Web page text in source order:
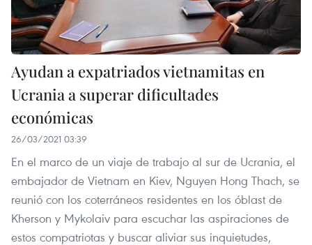
Ayudan a expatriados vietnamitas en
Ucrania a superar dificultades
económicas
26/03/2021 03:39
En el marco de un viaje de trabajo al sur de Ucrania, el
embajador de Vietnam en Kiev, Nguyen Hong Thach, se
reunió con los coterráneos residentes en los óblast de
Kherson y Mykolaiv para escuchar las aspiraciones de
estos compatriotas y buscar aliviar sus inquietudes,